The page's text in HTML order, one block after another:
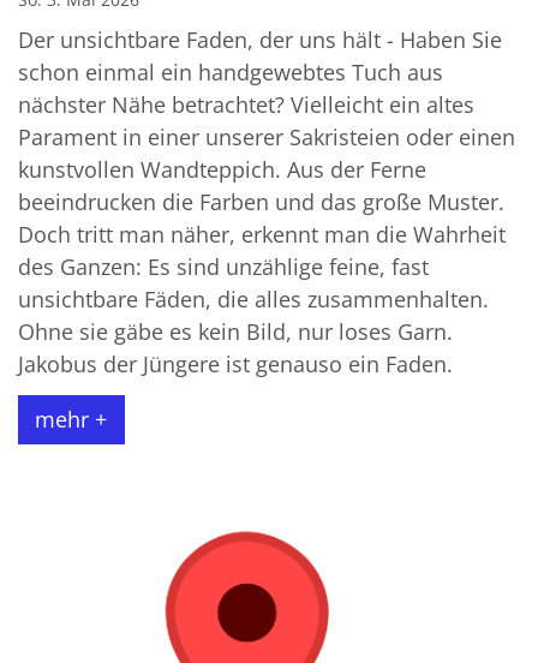
Der unsichtbare Faden, der uns hält - Haben Sie
schon einmal ein handgewebtes Tuch aus
nächster Nähe betrachtet? Vielleicht ein altes
Parament in einer unserer Sakristeien oder einen
kunstvollen Wandteppich. Aus der Ferne
beeindrucken die Farben und das große Muster.
Doch tritt man näher, erkennt man die Wahrheit
des Ganzen: Es sind unzählige feine, fast
unsichtbare Fäden, die alles zusammenhalten.
Ohne sie gäbe es kein Bild, nur loses Garn.
Jakobus der Jüngere ist genauso ein Faden.
mehr +